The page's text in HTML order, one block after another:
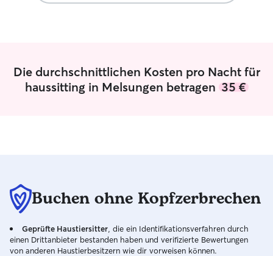
richten. Wenn ich rechtzeitig Bescheid
kennenlernen, und dann sehen wir
schon, ob es klappt - bisher war das
zumindest immer der Fall. 😉
Neben meinen
sind ausgiebige,
und viel
mir garantiert!
Runden an der
sorge stets für
achte genau auf
Tieres und halte
Die durchschnittlichen Kosten pro Nacht für
haussitting in Melsungen betragen 35 €
Buchen ohne Kopfzerbrechen
Geprüfte Haustiersitter , die ein Identifikationsverfahren durch
einen Drittanbieter bestanden haben und verifizierte Bewertungen
von anderen Haustierbesitzern wie dir vorweisen können.